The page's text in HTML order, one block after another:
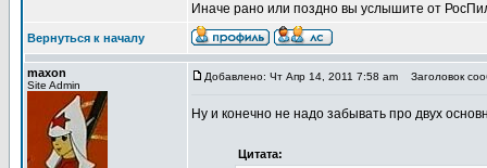
Иначе рано или поздно вы услышите от
Вернуться к началу
maxon
Site Admin
Добавлено: Чт Апр 14, 2011 7:58 am Заголовок
Ну и конечно не надо забывать про двух
Цитата: